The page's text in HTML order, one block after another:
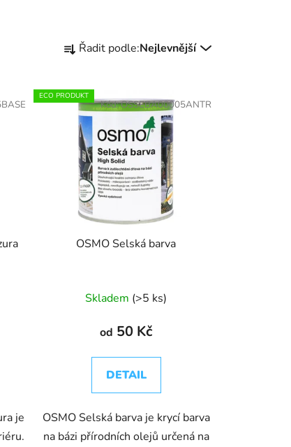
a
e
n
Řadit podle:Nejlevnější
je
ECO PRODUKT
OSMO Selská barva
Skladem (>5 ks)
od 50 Kč
DETAIL
OSMO Selská barva je krycí barva
na bázi přírodních olejů určená na
Kód:OSSEBA00005ANTR